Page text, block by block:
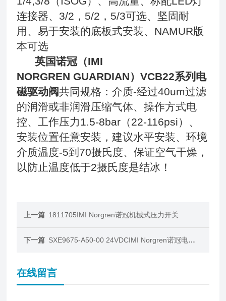
连接器、3/2，5/2，5/3可选、坚固耐
用、易于安装的底板式安装、NAMUR版
本可选
英国诺冠（IMI
NORGREN GUARDIAN）VCB22系列电
磁驱动阀共同规格：介质-经过40um过滤
的润滑或非润滑压缩气体、操作方式电
控、工作压力1.5-8bar（22-116psi）、
安装位置任意安装，建议水平安装、环境
介质温度-5到70摄氏度、保证空气干燥，
以防止温度低于2摄氏度是结冰 ！
上一篇 1811705IMI Norgren诺冠机械式压力开关
下一篇 SXE9675-A50-00 24VDCIMI Norgren诺冠电磁阀
在线留言